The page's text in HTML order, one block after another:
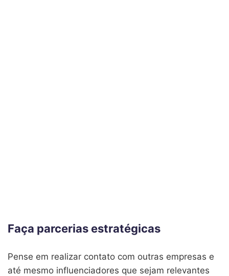
Faça parcerias estratégicas
Pense em realizar contato com outras empresas e
até mesmo influenciadores que sejam relevantes